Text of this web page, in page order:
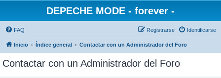
DEPECHE MODE - forever -
FAQ Identificarse
Registrarse
Inicio Índice general Contactar con un Administrador del Foro
Contactar con un Administrador del Foro